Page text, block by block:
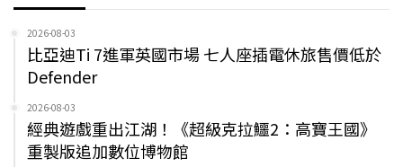
2026-08-03
比亞迪Ti 7進軍英國市場 七人座插電休旅售價低於
Defender
2026-08-03
經典遊戲重出江湖！《超級克拉鱷2：高寶王國》
重製版追加數位博物館